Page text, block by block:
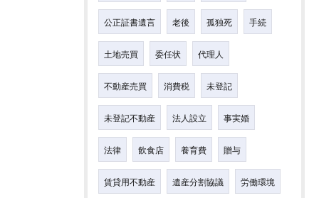
公正証書遺言 老後 孤独死 手続
土地売買 委任状 代理人
不動産売買 消費税 未登記
未登記不動産 法人設立 事実婚
法律 飲食店 養育費 贈与
賃貸用不動産 遺産分割協議 労働環境